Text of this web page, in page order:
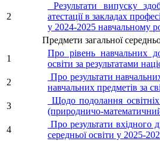
2
Результати випуску
атестації в закладах
у 2024-2025 навчальному
Предмети загальної
1
Про рівень навчальних
освіти за результатами
2
Про результати
навчальних предметів за
3
Щодо подолання освітніх
(природничо-
4
Про результати вхідного
середньої освіти у 2025-